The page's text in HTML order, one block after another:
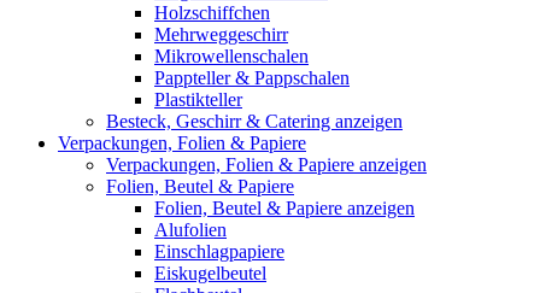
Holzschiffchen
Mehrweggeschirr
Mikrowellenschalen
Pappteller & Pappschalen
Plastikteller
Besteck, Geschirr & Catering anzeigen
Verpackungen, Folien & Papiere
Verpackungen, Folien & Papiere anzeigen
Folien, Beutel & Papiere
Folien, Beutel & Papiere anzeigen
Alufolien
Einschlagpapiere
Eiskugelbeutel